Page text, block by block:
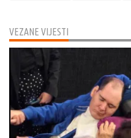
VEZANE VIJESTI